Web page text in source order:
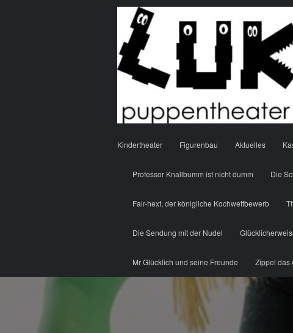
Kindertheater Figurenbau Aktuelles
Professor Knallbumm ist nicht dumm Die
Fair-hext, der königliche Kochwettbewerb
Die Sendung mit der Nudel
Mr Glücklich und seine Freunde Zippel das